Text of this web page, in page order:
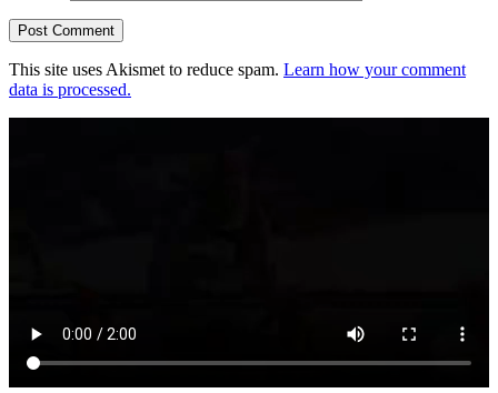
This site uses Akismet to reduce spam. Learn how your comment
data is processed.